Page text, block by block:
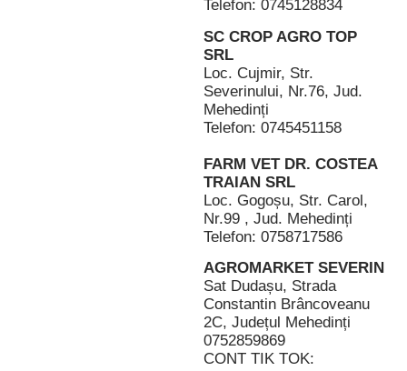
Telefon: 0745128834
SC CROP AGRO TOP
SRL
Loc. Cujmir, Str.
Severinului, Nr.76, Jud.
Mehedinți
Telefon: 0745451158
FARM VET DR. COSTEA
TRAIAN SRL
Loc. Gogoșu, Str. Carol,
Nr.99 , Jud. Mehedinți
Telefon: 0758717586
AGROMARKET SEVERIN
Sat Dudașu, Strada
Constantin Brâncoveanu
2C, Județul Mehedinți
0752859869
CONT TIK TOK: